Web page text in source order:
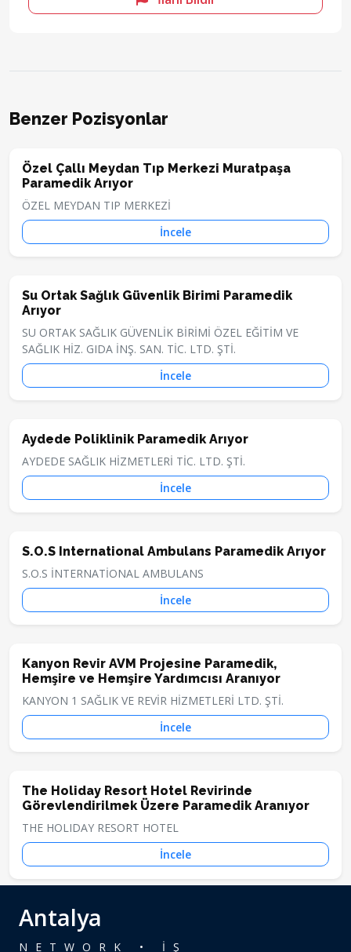
Benzer Pozisyonlar
Özel Çallı Meydan Tıp Merkezi Muratpaşa
Paramedik Arıyor
ÖZEL MEYDAN TIP MERKEZİ
İncele
Su Ortak Sağlık Güvenlik Birimi Paramedik
Arıyor
SU ORTAK SAĞLIK GÜVENLİK BİRİMİ ÖZEL EĞİTİM VE
SAĞLIK HİZ. GIDA İNŞ. SAN. TİC. LTD. ŞTİ.
İncele
Aydede Poliklinik Paramedik Arıyor
AYDEDE SAĞLIK HİZMETLERİ TİC. LTD. ŞTİ.
İncele
S.O.S International Ambulans Paramedik Arıyor
S.O.S İNTERNATİONAL AMBULANS
İncele
Kanyon Revir AVM Projesine Paramedik,
Hemşire ve Hemşire Yardımcısı Aranıyor
KANYON 1 SAĞLIK VE REVİR HİZMETLERİ LTD. ŞTİ.
İncele
The Holiday Resort Hotel Revirinde
Görevlendirilmek Üzere Paramedik Aranıyor
THE HOLIDAY RESORT HOTEL
İncele
Antalya
NETWORK • İŞ